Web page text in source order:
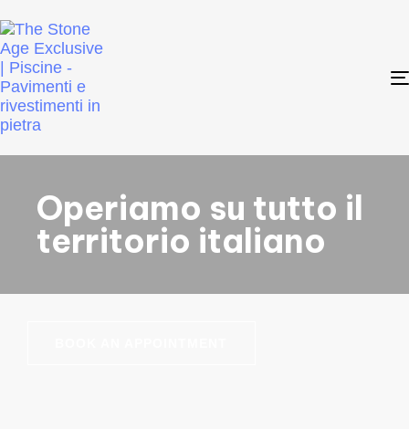
Operiamo su tutto il
territorio italiano